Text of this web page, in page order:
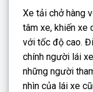
Xe tải chở hàng
tâm xe, khiến xe
với tốc độ cao.
chính người lái
những người
nhìn của lái xe